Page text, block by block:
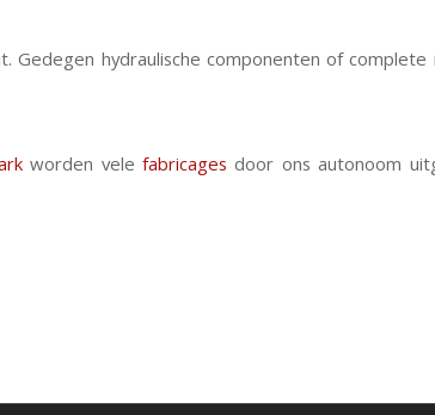
Gedegen hydraulische componenten of
worden vele fabricages door ons autonoom